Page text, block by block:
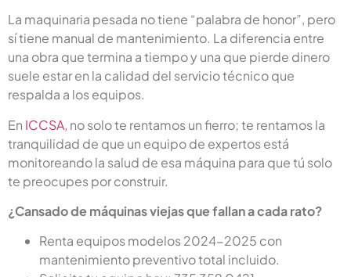
La maquinaria pesada no tiene “palabra de honor”, pero
sí tiene manual de mantenimiento. La diferencia entre
una obra que termina a tiempo y una que pierde dinero
suele estar en la calidad del servicio técnico que
respalda a los equipos.
En ICCSA, no solo te rentamos un fierro; te rentamos la
tranquilidad de que un equipo de expertos está
monitoreando la salud de esa máquina para que tú solo
te preocupes por construir.
¿Cansado de máquinas viejas que fallan a cada rato?
Renta equipos modelos 2024-2025 con
mantenimiento preventivo total incluido.